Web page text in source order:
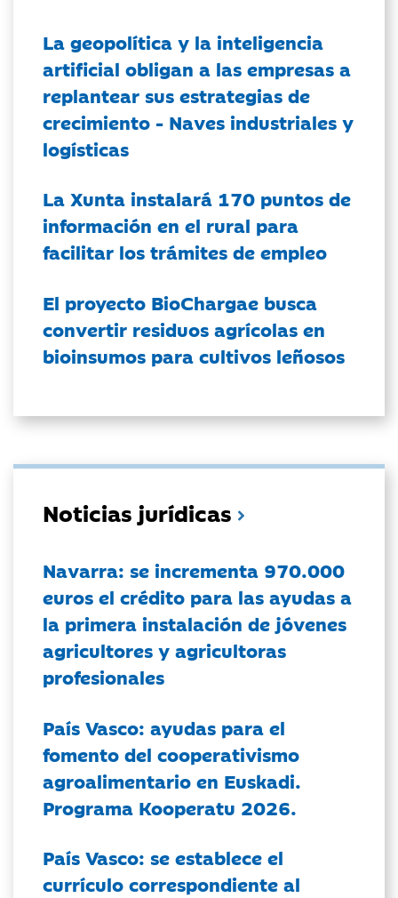
La geopolítica y la inteligencia
artificial obligan a las empresas a
replantear sus estrategias de
crecimiento - Naves industriales y
logísticas
La Xunta instalará 170 puntos de
información en el rural para
facilitar los trámites de empleo
El proyecto BioChargae busca
convertir residuos agrícolas en
bioinsumos para cultivos leñosos
Noticias jurídicas
Navarra: se incrementa 970.000
euros el crédito para las ayudas a
la primera instalación de jóvenes
agricultores y agricultoras
profesionales
País Vasco: ayudas para el
fomento del cooperativismo
agroalimentario en Euskadi.
Programa Kooperatu 2026.
País Vasco: se establece el
currículo correspondiente al